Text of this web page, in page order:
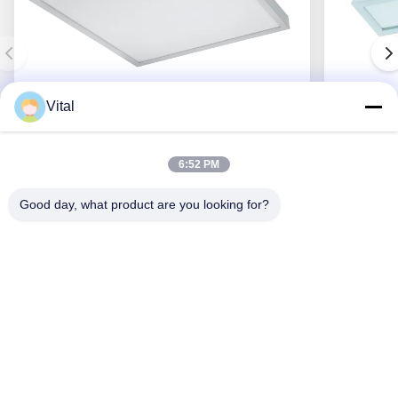
Obtenez le meilleur prix
Vital
6:52 PM
Good day, what product are you looking for?